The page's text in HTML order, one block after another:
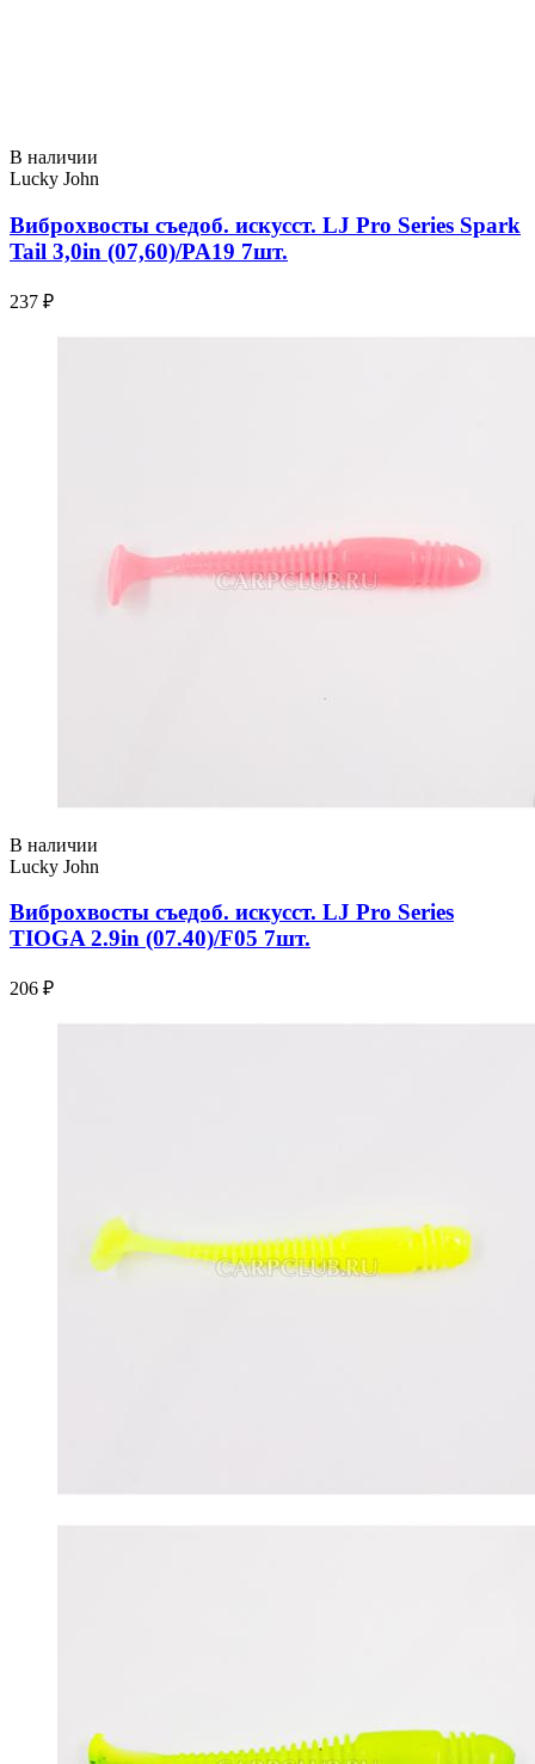
В наличии
Lucky John
Виброхвосты съедоб. искусст. LJ Pro Series Spark
Tail 3,0in (07,60)/PA19 7шт.
237 ₽
В наличии
Lucky John
Виброхвосты съедоб. искусст. LJ Pro Series
TIOGA 2.9in (07.40)/F05 7шт.
206 ₽